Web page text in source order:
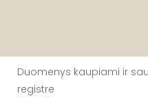
Duomenys kaupiami ir
registre